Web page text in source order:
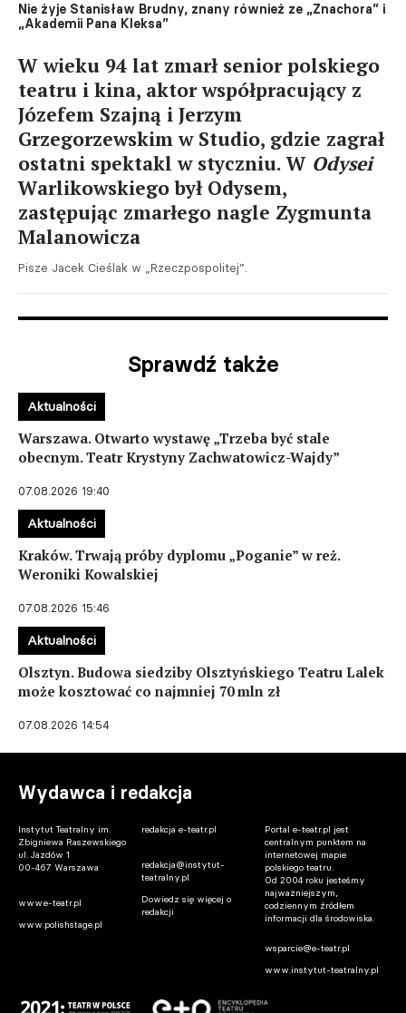
Nie żyje Stanisław Brudny, znany również ze „Znachora” i
„Akademii Pana Kleksa”
W wieku 94 lat zmarł senior polskiego
teatru i kina, aktor współpracujący z
Józefem Szajną i Jerzym
Grzegorzewskim w Studio, gdzie zagrał
ostatni spektakl w styczniu. W Odysei
Warlikowskiego był Odysem,
zastępując zmarłego nagle Zygmunta
Malanowicza
Pisze Jacek Cieślak w „Rzeczpospolitej”.
Sprawdź także
Warszawa. Otwarto wystawę „Trzeba być stale
obecnym. Teatr Krystyny Zachwatowicz-Wajdy”
07.08.2026 19:40
Aktualności
Kraków. Trwają próby dyplomu „Poganie” w reż.
Weroniki Kowalskiej
07.08.2026 15:46
Aktualności
Olsztyn. Budowa siedziby Olsztyńskiego Teatru Lalek
może kosztować co najmniej 70 mln zł
07.08.2026 14:54
Aktualności
Wydawca i redakcja
Instytut Teatralny im.
Zbigniewa Raszewskiego
ul. Jazdów 1
00-467 Warszawa
www.e-teatr.pl
www.polishstage.pl
redakcja e-teatr.pl
redakcja@instytut-
teatralny.pl
Dowiedz się więcej o
redakcji
Portal e-teatr.pl jest
centralnym punktem na
internetowej mapie
polskiego teatru.
Od 2004 roku jesteśmy
najważniejszym,
codziennym źródłem
informacji dla środowiska.
wsparcie@e-teatr.pl
www.instytut-teatralny.pl